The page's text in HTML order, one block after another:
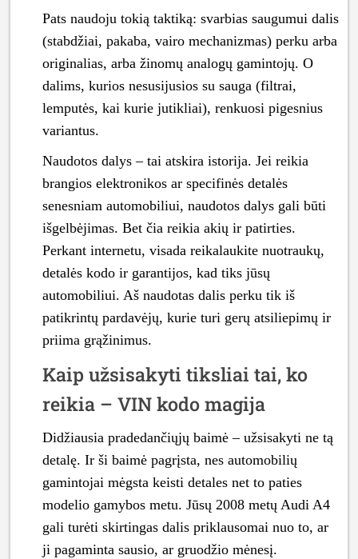
Pats naudoju tokią taktiką: svarbias saugumui dalis
(stabdžiai, pakaba, vairo mechanizmas) perku arba
originalias, arba žinomų analogų gamintojų. O
dalims, kurios nesusijusios su sauga (filtrai,
lemputės, kai kurie jutikliai), renkuosi pigesnius
variantus.
Naudotos dalys – tai atskira istorija. Jei reikia
brangios elektronikos ar specifinės detalės
senesniam automobiliui, naudotos dalys gali būti
išgelbėjimas. Bet čia reikia akių ir patirties.
Perkant internetu, visada reikalaukite nuotraukų,
detalės kodo ir garantijos, kad tiks jūsų
automobiliui. Aš naudotas dalis perku tik iš
patikrintų pardavėjų, kurie turi gerų atsiliepimų ir
priima grąžinimus.
Kaip užsisakyti tiksliai tai, ko
reikia – VIN kodo magija
Didžiausia pradedančiųjų baimė – užsisakyti ne tą
detalę. Ir ši baimė pagrįsta, nes automobilių
gamintojai mėgsta keisti detales net to paties
modelio gamybos metu. Jūsų 2008 metų Audi A4
gali turėti skirtingas dalis priklausomai nuo to, ar
ji pagaminta sausio, ar gruodžio mėnesį.